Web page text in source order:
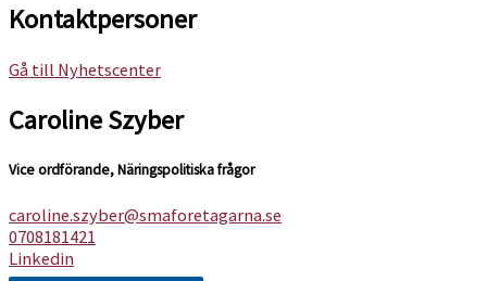
Kontaktpersoner
Gå till Nyhetscenter
Caroline Szyber
Vice ordförande, Näringspolitiska frågor
caroline.szyber@smaforetagarna.se
0708181421
Linkedin